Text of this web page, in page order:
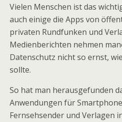
Vielen Menschen ist das
auch einige die Apps von
privaten Rundfunken und
Medienberichten nehmen
Datenschutz nicht so ernst,
sollte.
So hat man herausgefunden
Anwendungen für
Fernsehsender und Verlagen